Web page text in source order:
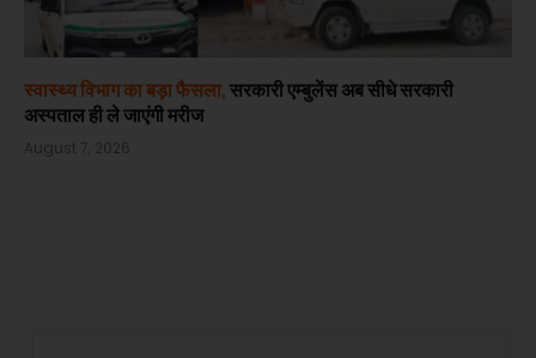
स्वास्थ्य विभाग का बड़ा फैसला, सरकारी एम्बुलेंस अब सीधे सरकारी
अस्पताल ही ले जाएंगी मरीज
August 7, 2026